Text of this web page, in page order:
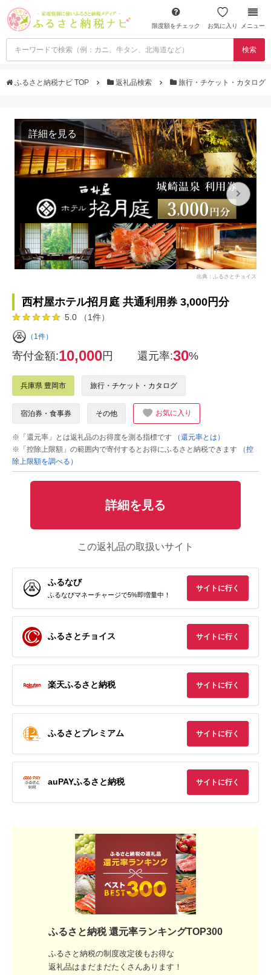
限度額をチェック お気に入り メニュー
検索
ふるさと納税ナビ TOP 返礼品検索 旅行・チケット・カタログ
詳細を見る
出典：ふるさとチョイス
西村屋ホテル招月庭 共通利用券 3,000円分
5.0 （1件）
（1件）
寄付金額:10,000円 還元率:30%
兵庫県 豊岡市 旅行・チケット・カタログ
宿泊券・食事券 その他 お気に入り
※「還元率」とは返礼品のお得度を測る指標です
（還元率とは）
※「控除上限額」の範囲内で寄付するとお得にふるさと納税できます
（控
除上限額を調べる）
詳細を見る
この返礼品の取扱いサイト
ふるなび
ふるなびマネーチャージで5%即増量中！
サイトに行く
ふるさとチョイス サイトに行く
楽天ふるさと納税 サイトに行く
ふるさとプレミアム サイトに行く
auPAYふるさと納税 サイトに行く
ふるさと納税 還元率ランキングTOP300
ふるさと納税の制度改定後もお得な
返礼品はまだまだたくさんあります！